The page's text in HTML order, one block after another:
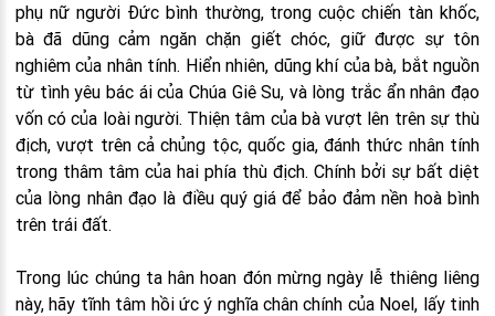
phụ nữ người Đức bình thường, trong cuộc chiến tàn khốc,
bà đã dũng cảm ngăn chặn giết chóc, giữ được sự tôn
nghiêm của nhân tính. Hiển nhiên, dũng khí của bà, bắt nguồn
từ tình yêu bác ái của Chúa Giê Su, và lòng trắc ẩn nhân đạo
vốn có của loài người. Thiện tâm của bà vượt lên trên sự thù
địch, vượt trên cả chủng tộc, quốc gia, đánh thức nhân tính
trong thâm tâm của hai phía thù địch. Chính bởi sự bất diệt
của lòng nhân đạo là điều quý giá để bảo đảm nền hoà bình
trên trái đất.
Trong lúc chúng ta hân hoan đón mừng ngày lễ thiêng liêng
này, hãy tĩnh tâm hồi ức ý nghĩa chân chính của Noel, lấy tinh